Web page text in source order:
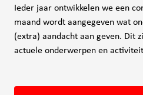
Ieder jaar ontwikkelen we een
maand wordt aangegeven wat
(extra) aandacht aan geven. Dit
actuele onderwerpen en